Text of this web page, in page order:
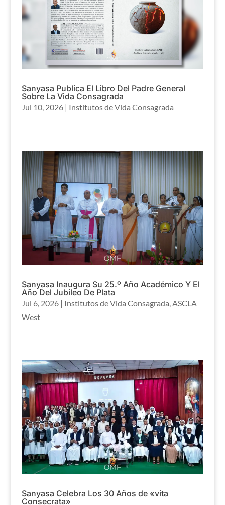
Sanyasa Publica El Libro Del Padre General
Sobre La Vida Consagrada
Jul 10, 2026| Institutos de Vida Consagrada
Sanyasa Inaugura Su 25.º Año Académico Y El
Año Del Jubileo De Plata
Jul 6, 2026| Institutos de Vida Consagrada ASCLA
West
Sanyasa Celebra Los 30 Años de «vita
Consecrata»